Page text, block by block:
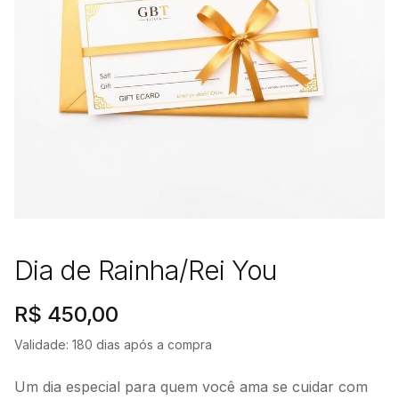
Dia de Rainha/Rei You
R$ 450,00
Validade: 180 dias após a compra
Um dia especial para quem você ama se cuidar com